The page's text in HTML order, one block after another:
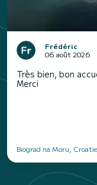
Frédéric
06 août 2026
Très bien, bon
Merci
Biograd na Moru, Croatie